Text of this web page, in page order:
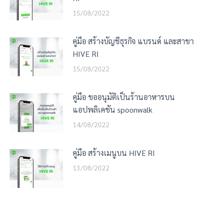
15/08/2022
คู่มือ สร้างบัญชีธุรกิจ แบรนด์ และสาขา
HIVE RI
15/08/2022
คู่มือ ขออนุมัติเป็นร้านอาหารบน
แอปพลิเคชัน spoonwalk
14/08/2022
คู่มือ สร้างเมนูบน HIVE RI
13/08/2022